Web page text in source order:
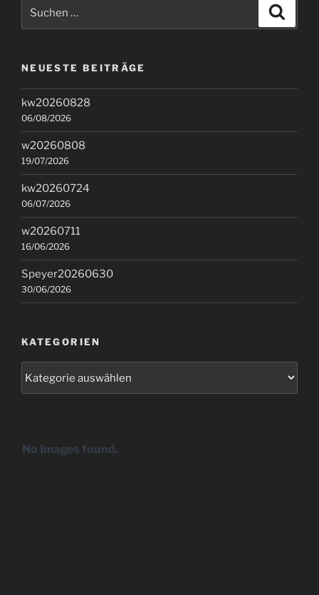
nach:
NEUESTE BEITRÄGE
kw20260828
06/08/2026
w20260808
19/07/2026
kw20260724
06/07/2026
w20260711
16/06/2026
Speyer20260630
30/06/2026
KATEGORIEN
No Images found.